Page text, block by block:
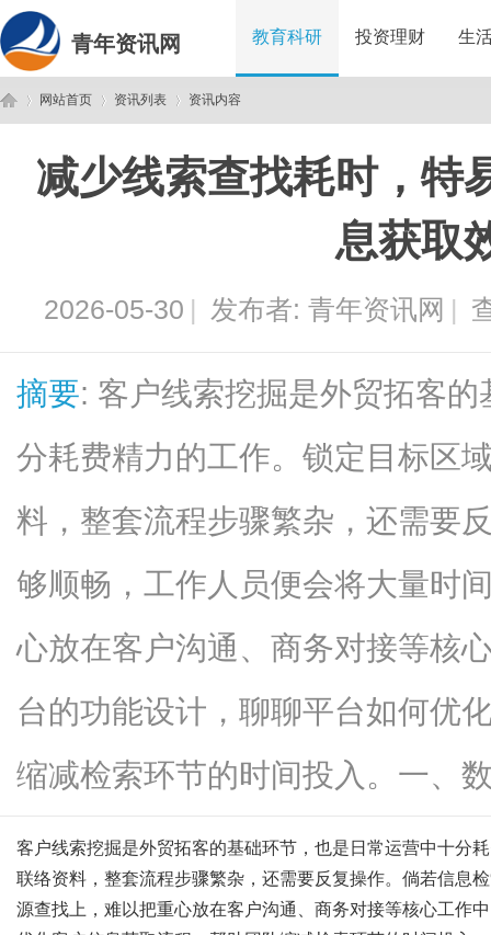
青年资讯网 教育科研 投资理财 生
网站首页
›
资讯列表
›
资讯内容
减少线索查找耗时，特
息获取
2026-05-30 | 发布者: 青年资讯网 |
摘要: 客户线索挖掘是外贸拓客
分耗费精力的工作。锁定目标区
料，整套流程步骤繁杂，还需要
够顺畅，工作人员便会将大量时
心放在客户沟通、商务对接等核
台的功能设计，聊聊平台如何优
缩减检索环节的时间投入。一、
客户线索挖掘是外贸拓客的基础环节，也是日常运营中十分
联络资料，整套流程步骤繁杂，还需要反复操作。倘若信息
源查找上，难以把重心放在客户沟通、商务对接等核心工作